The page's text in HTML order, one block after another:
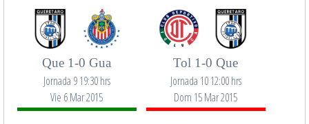
Que 1-0 Gua
Jornada 9 19:30 hrs
Vie 6 Mar 2015
Tol 1-0 Que
Jornada 10 12:00 hrs
Dom 15 Mar 2015